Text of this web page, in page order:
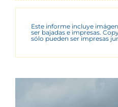
Este informe incluye
ser bajadas e impresas.
sólo pueden ser impresas